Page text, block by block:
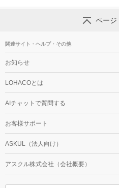
ページ
関連サイト・ヘルプ・その他
お知らせ
LOHACOとは
AIチャットで質問する
お客様サポート
ASKUL（法人向け）
アスクル株式会社（会社概要）